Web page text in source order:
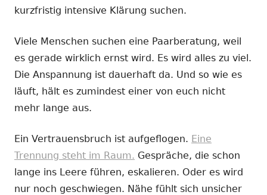
kurzfristig intensive Klärung suchen.
Viele Menschen suchen eine Paarberatung, weil
es gerade wirklich ernst wird. Es wird alles zu viel.
Die Anspannung ist dauerhaft da. Und so wie es
läuft, hält es zumindest einer von euch nicht
mehr lange aus.
Ein Vertrauensbruch ist aufgeflogen. Eine
Trennung steht im Raum. Gespräche, die schon
lange ins Leere führen, eskalieren. Oder es wird
nur noch geschwiegen. Nähe fühlt sich unsicher